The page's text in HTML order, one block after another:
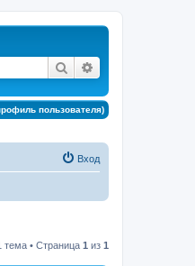
Поиск
пользователя)
Вход
тема • Страница 1 из 1